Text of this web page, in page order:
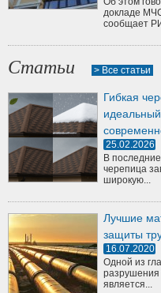
докладе
сообщает
Статьи > Все статьи
Гибкая
25.02.2026
В
черепица
широкую...
Лучшие
защиты
16.07.2020
Одной из
разрушения
является...